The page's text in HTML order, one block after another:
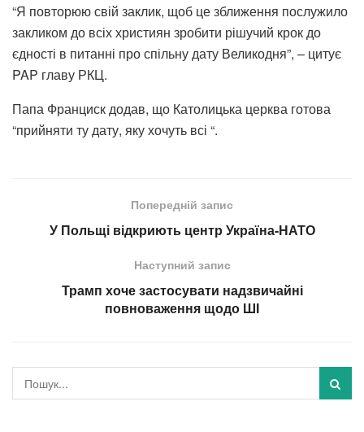
“Я повторюю свій заклик, щоб це зближення послужило
закликом до всіх християн зробити рішучий крок до
єдності в питанні про спільну дату Великодня”, – цитує
PAP главу РКЦ.
Папа Франциск додав, що Католицька церква готова
“прийняти ту дату, яку хочуть всі “.
Попередній запис
У Польщі відкриють центр Україна-НАТО
Наступний запис
Трамп хоче застосувати надзвичайні
повноваження щодо ШІ